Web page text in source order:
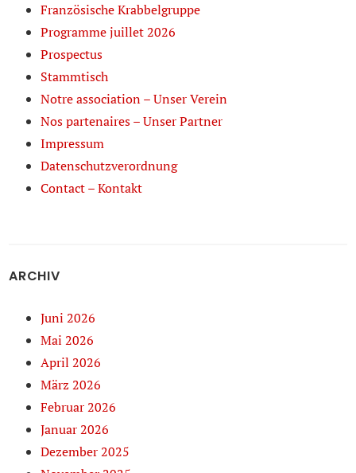
Französische Krabbelgruppe
Programme juillet 2026
Prospectus
Stammtisch
Notre association – Unser Verein
Nos partenaires – Unser Partner
Impressum
Datenschutzverordnung
Contact – Kontakt
ARCHIV
Juni 2026
Mai 2026
April 2026
März 2026
Februar 2026
Januar 2026
Dezember 2025